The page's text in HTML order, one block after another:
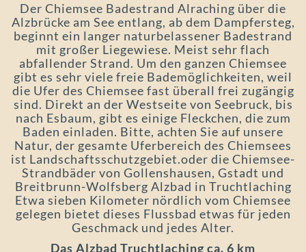
Der Chiemsee Badestrand Alraching über die
Alzbrücke am See entlang, ab dem Dampfersteg,
beginnt ein langer naturbelassener Badestrand
mit großer Liegewiese. Meist sehr flach
abfallender Strand. Um den ganzen Chiemsee
gibt es sehr viele freie Bademöglichkeiten, weil
die Ufer des Chiemsee fast überall frei zugängig
sind. Direkt an der Westseite von Seebruck, bis
nach Esbaum, gibt es einige Fleckchen, die zum
Baden einladen. Bitte, achten Sie auf unsere
Natur, der gesamte Uferbereich des Chiemsees
ist Landschaftsschutzgebiet.oder die Chiemsee-
Strandbäder von Gollenshausen, Gstadt und
Breitbrunn-Wolfsberg Alzbad in Truchtlaching
Etwa sieben Kilometer nördlich vom Chiemsee
gelegen bietet dieses Flussbad etwas für jeden
Geschmack und jedes Alter.
Das Alzbad Truchtlaching ca. 6 km